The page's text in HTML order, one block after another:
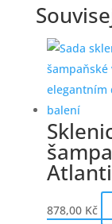
878,00 Kč